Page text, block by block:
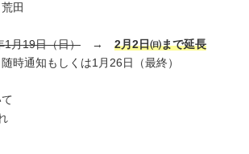
田
1月19日（日） → 2月2日㈰まで延長
時通知もしくは1月26日（最終）